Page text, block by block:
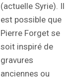
(actuelle Syrie). Il
est possible que
Pierre Forget se
soit inspiré de
gravures
anciennes ou